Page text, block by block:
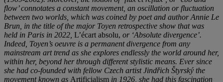
flow’ connotates a constant movement, an oscillation or fluctuation
between two worlds, which was coined by poet and author Annie Le
Brun, in the title of the major Toyen retrospective show that was
held in Paris in 2022, L’écart absolu, or ‘Absolute divergence’.
Indeed, Toyen’s oeuvre is a permanent divergence from any
mainstream art trend as she explores endlessly the world around her,
within her, beyond her through different stylistic means. Ever since
she had co-founded with fellow Czech artist Jindřich Štyrský the
movement known as Artificialism in 1926, she had this fascination